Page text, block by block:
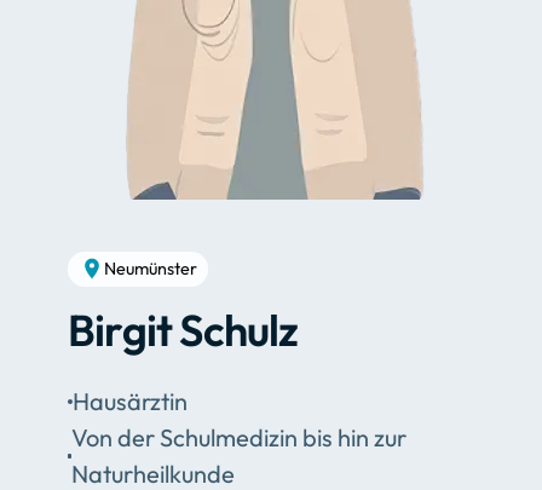
Neumünster
Birgit Schulz
Hausärztin
Von der Schulmedizin bis hin zur
Naturheilkunde